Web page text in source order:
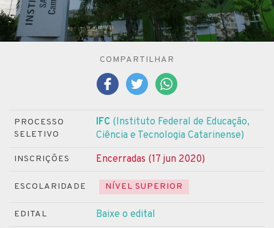
COMPARTILHAR
PROCESSO
SELETIVO
IFC (Instituto Federal de Educação,
Ciência e Tecnologia Catarinense)
INSCRIÇÕES Encerradas (17 jun 2020)
ESCOLARIDADE NÍVEL SUPERIOR
EDITAL Baixe o edital